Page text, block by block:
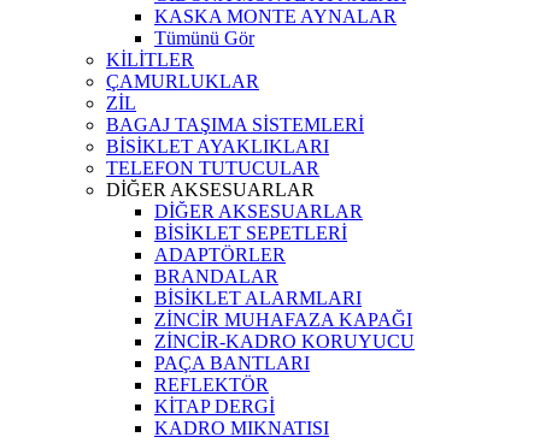
KASKA MONTE AYNALAR
Tümünü Gör
KİLİTLER
ÇAMURLUKLAR
ZİL
BAGAJ TAŞIMA SİSTEMLERİ
BİSİKLET AYAKLIKLARI
TELEFON TUTUCULAR
DİĞER AKSESUARLAR
DİĞER AKSESUARLAR
BİSİKLET SEPETLERİ
ADAPTÖRLER
BRANDALAR
BİSİKLET ALARMLARI
ZİNCİR MUHAFAZA KAPAĞI
ZİNCİR-KADRO KORUYUCU
PAÇA BANTLARI
REFLEKTÖR
KİTAP DERGİ
KADRO MIKNATISI